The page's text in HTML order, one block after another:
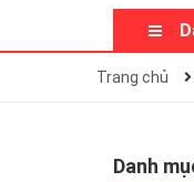
Trang chủ
Danh